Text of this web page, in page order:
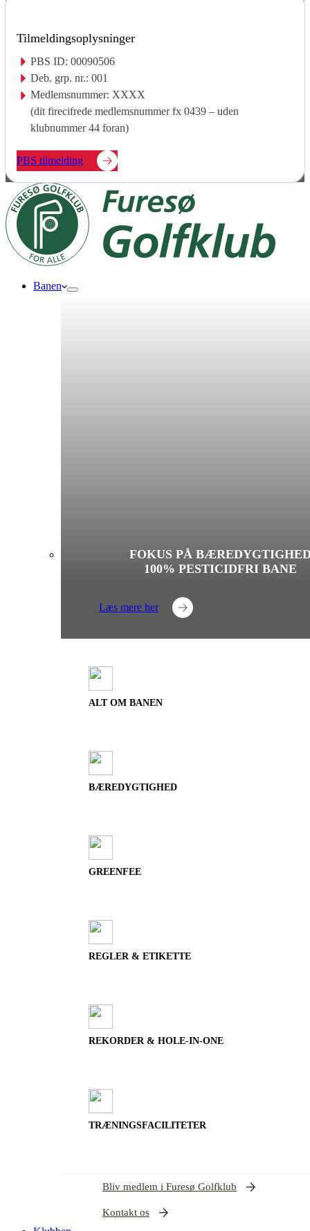
Tilmeldingsoplysninger
PBS ID: 00090506
Deb. grp. nr.: 001
Medlemsnummer: XXXX
(dit firecifrede medlemsnummer fx 0439 – uden
klubnummer 44 foran)
PBS tilmelding
Banen
FOKUS PÅ
100% PESTICIDFRI BANE
Læs mere her
ALT OM BANEN
BÆREDYGTIGHED
GREENFEE
REGLER & ETIKETTE
REKORDER & HOLE-IN-ONE
TRÆNINGSFACILITETER
Bliv medlem i Furesø Golfklub
Kontakt os